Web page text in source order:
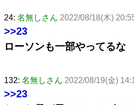
24: 名無しさん 2022/08/18(木)
>>23
ローソンも一部やってるな
132: 名無しさん 2022/08/19(金)
>>23